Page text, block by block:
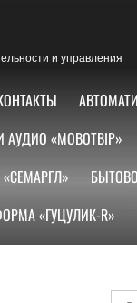
и управления
АУДИО «МОВОТВІР»
«ГУЦУЛИК-R»